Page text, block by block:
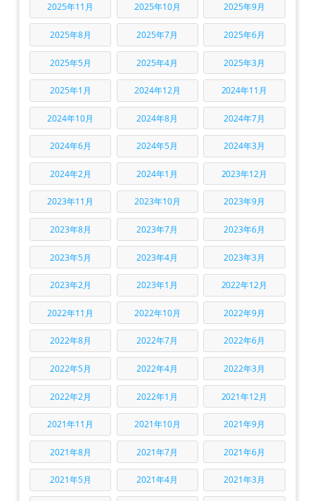
2025年11月 2025年10月 2025年9月
2025年8月 2025年7月 2025年6月
2025年5月 2025年4月 2025年3月
2025年1月 2024年12月 2024年11月
2024年10月 2024年8月 2024年7月
2024年6月 2024年5月 2024年3月
2024年2月 2024年1月 2023年12月
2023年11月 2023年10月 2023年9月
2023年8月 2023年7月 2023年6月
2023年5月 2023年4月 2023年3月
2023年2月 2023年1月 2022年12月
2022年11月 2022年10月 2022年9月
2022年8月 2022年7月 2022年6月
2022年5月 2022年4月 2022年3月
2022年2月 2022年1月 2021年12月
2021年11月 2021年10月 2021年9月
2021年8月 2021年7月 2021年6月
2021年5月 2021年4月 2021年3月